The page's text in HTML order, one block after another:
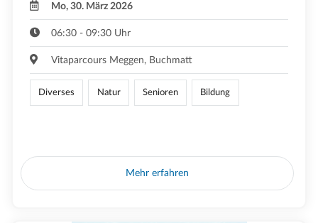
Mo, 30. März 2026
06:30 - 09:30 Uhr
Vitaparcours Meggen, Buchmatt
Diverses Natur Senioren Bildung
Mehr erfahren